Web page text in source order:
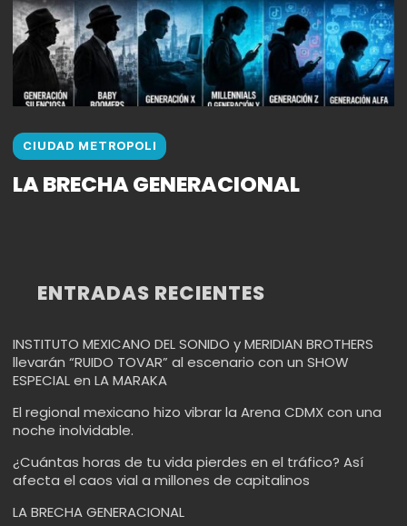
CIUDAD METROPOLI
LA BRECHA GENERACIONAL
ENTRADAS RECIENTES
INSTITUTO MEXICANO DEL SONIDO y MERIDIAN BROTHERS
llevarán “RUIDO TOVAR” al escenario con un SHOW
ESPECIAL en LA MARAKA
El regional mexicano hizo vibrar la Arena CDMX con una
noche inolvidable.
¿Cuántas horas de tu vida pierdes en el tráfico? Así
afecta el caos vial a millones de capitalinos
LA BRECHA GENERACIONAL